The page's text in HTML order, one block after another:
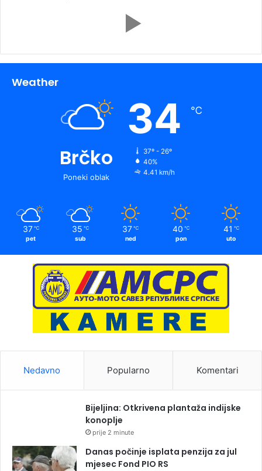
Weather
Brčko
Poneki oblak
34 ℃
37º - 26º
40%
4.41 km/h
37 ℃
pet
35 ℃
sub
37 ℃
ned
40 ℃
pon
41 ℃
uto
Nedavno Popularno Komentari
Bijeljina: Otkrivena plantaža indijske
konoplje
prije 2 minute
Danas počinje isplata penzija za jul
mjesec Fond PIO RS